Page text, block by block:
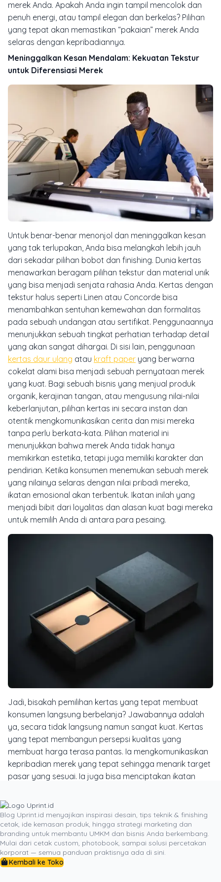
merek Anda. Apakah Anda ingin tampil mencolok dan
penuh energi, atau tampil elegan dan berkelas? Pilihan
yang tepat akan memastikan “pakaian” merek Anda
selaras dengan kepribadiannya.
Meninggalkan Kesan Mendalam: Kekuatan Tekstur
untuk Diferensiasi Merek
Untuk benar-benar menonjol dan meninggalkan kesan
yang tak terlupakan, Anda bisa melangkah lebih jauh
dari sekadar pilihan bobot dan finishing. Dunia kertas
menawarkan beragam pilihan tekstur dan material unik
yang bisa menjadi senjata rahasia Anda. Kertas dengan
tekstur halus seperti Linen atau Concorde bisa
menambahkan sentuhan kemewahan dan formalitas
pada sebuah undangan atau sertifikat. Penggunaannya
menunjukkan sebuah tingkat perhatian terhadap detail
yang akan sangat dihargai. Di sisi lain, penggunaan
kertas daur ulang atau kraft paper yang berwarna
cokelat alami bisa menjadi sebuah pernyataan merek
yang kuat. Bagi sebuah bisnis yang menjual produk
organik, kerajinan tangan, atau mengusung nilai-nilai
keberlanjutan, pilihan kertas ini secara instan dan
otentik mengkomunikasikan cerita dan misi mereka
tanpa perlu berkata-kata. Pilihan material ini
menunjukkan bahwa merek Anda tidak hanya
memikirkan estetika, tetapi juga memiliki karakter dan
pendirian. Ketika konsumen menemukan sebuah merek
yang nilainya selaras dengan nilai pribadi mereka,
ikatan emosional akan terbentuk. Ikatan inilah yang
menjadi bibit dari loyalitas dan alasan kuat bagi mereka
untuk memilih Anda di antara para pesaing.
Jadi, bisakah pemilihan kertas yang tepat membuat
konsumen langsung berbelanja? Jawabannya adalah
ya, secara tidak langsung namun sangat kuat. Kertas
yang tepat membangun persepsi kualitas yang
membuat harga terasa pantas. Ia mengkomunikasikan
kepribadian merek yang tepat sehingga menarik target
pasar yang sesuai. Ia juga bisa menciptakan ikatan
Semua elemen psikologis ini bekerja bersama untuk
menghilangkan keraguan dan memperkuat keyakinan
konsumen dalam mengambil keputusan pembelian.
Oleh karena itu, lain kali Anda merencanakan sebuah
proyek cetak, jangan lagi bertanya, “Kertas apa yang
paling murah?”. Mulailah bertanya, “Kertas apa yang
Blog Uprint.id menyajikan inspirasi desain, tips teknik & finishing
cetak, ide kemasan produk, hingga strategi marketing dan
branding untuk membantu UMKM dan bisnis Anda berkembang.
Mulai dari cetak custom, photobook, sampai solusi percetakan
korporat — semua panduan praktisnya ada di sini.
Kembali ke Toko